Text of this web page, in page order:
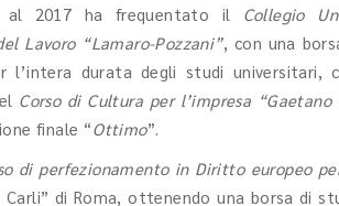
al 2017 ha frequentato il Collegio
Lavoro “Lamaro-Pozzani”, con una
l’intera durata degli studi universitari,
Corso di Cultura per l’impresa
finale “Ottimo”.
di perfezionamento in Diritto europeo
Carli” di Roma, ottenendo una borsa di